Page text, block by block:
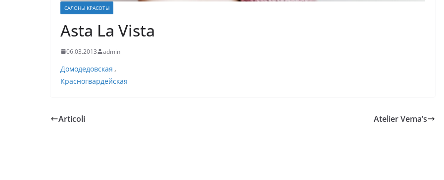
САЛОНЫ КРАСОТЫ
Asta La Vista
06.03.2013 admin
Домодедовская ,
Красногвардейская
Articoli Atelier Vema’s